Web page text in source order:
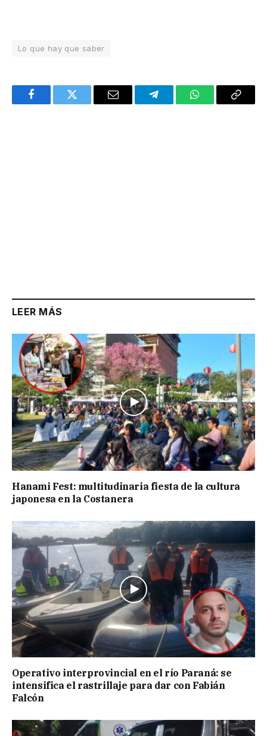
Lo que hay que saber
FacebookTwitter Email TelegramWhatsAppCopy
LEER MÁS
Hanami Fest: multitudinaria fiesta de la cultura
japonesa en la Costanera
Operativo interprovincial en el río Paraná: se
intensifica el rastrillaje para dar con Fabián
Falcón